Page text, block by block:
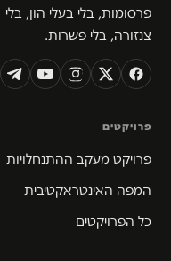
פרסומות, בלי בעלי הון, בלי
צנזורה, בלי פשרות.
פרויקטים
פרויקט מעקב ההתנחלויות
המפה האינטראקטיבית
כל הפרויקטים